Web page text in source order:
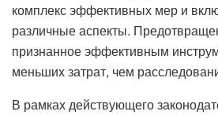
комплекс эффективных мер и
различные аспекты.
признанное эффективным
меньших затрат, чем
В рамках действующего